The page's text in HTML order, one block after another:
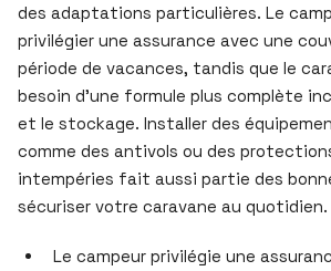
des adaptations particulières. Le
privilégier une assurance avec une
période de vacances, tandis que le
besoin d’une formule plus complète
et le stockage. Installer des
comme des antivols ou des
intempéries fait aussi partie des
sécuriser votre caravane au quotidien.
Le campeur privilégie une